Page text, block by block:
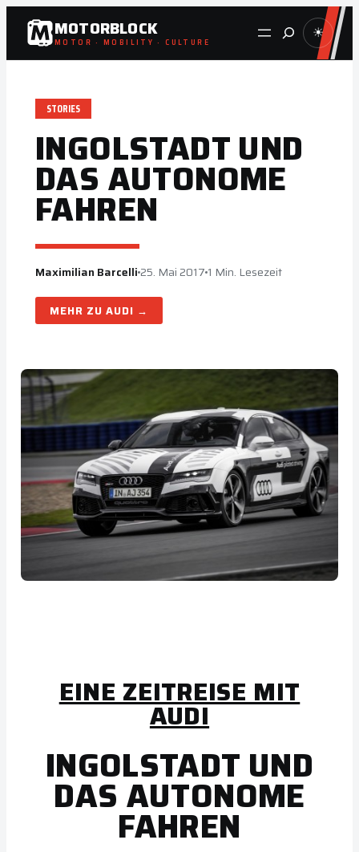
Zum
Inhalt
springen
MOTORBLOCK
MOTOR · MOBILITY · CULTURE Suche ☀
STORIES
INGOLSTADT UND
DAS AUTONOME
FAHREN
Maximilian Barcelli25. Mai 2017 1 Min. Lesezeit
AUDI
EINE ZEITREISE MIT
AUDI
INGOLSTADT UND
DAS AUTONOME
FAHREN